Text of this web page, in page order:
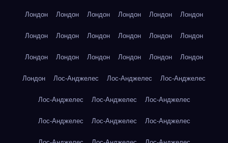
Лондон Лондон Лондон Лондон Лондон Лондон
Лондон Лондон Лондон Лондон Лондон Лондон
Лондон Лондон Лондон Лондон Лондон Лондон
Лондон Лос-Анджелес Лос-Анджелес Лос-Анджелес
Лос-Анджелес Лос-Анджелес Лос-Анджелес
Лос-Анджелес Лос-Анджелес Лос-Анджелес